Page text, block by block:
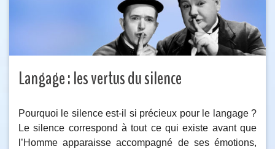
Langage : les vertus du silence
Pourquoi le silence est-il si précieux pour le langage ?
Le silence correspond à tout ce qui existe avant que
l’Homme apparaisse accompagné de ses émotions,